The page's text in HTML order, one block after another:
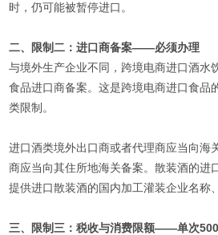
时，仍可能被暂停进口。
二、限制二：进口商备案——必须办理
与境外生产企业不同，跨境电商进口酒水
食品进口商备案。这是跨境电商进口食品
类限制。
进口酒类境外出口商或者代理商应当向海
商应当向其住所地海关备案。散装酒的进
提供进口散装酒的国内加工灌装企业名称
三、限制三：税收与消费限额——单次